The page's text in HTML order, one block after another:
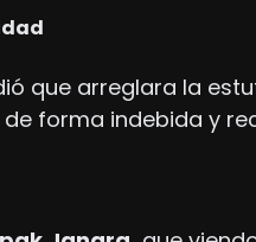
que arreglara la
forma indebida y